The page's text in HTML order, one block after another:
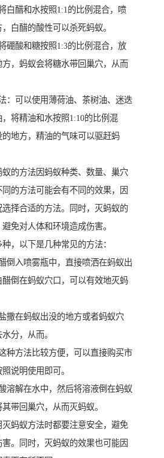
白醋和水按照1:1的比例混合，喷
白醋的酸性可以杀死蚂蚁。
硼酸和糖按照1:3的比例混合，放
，蚂蚁会将糖水带回巢穴，从而
：可以使用薄荷油、茶树油、迷迭
将精油和水按照1:10的比例混
地方，精油的气味可以驱赶蚂
的方法因蚂蚁种类、数量、巢穴
的方法可能会有不同的效果，因
择合适的方法。同时，灭蚂蚁的
免对人体和环境造成伤害。
，以下是几种常见的方法：
倒入喷雾瓶中，直接喷洒在蚂蚁出
倒在蚂蚁穴口，可以有效地灭蚂
撒在蚂蚁出没的地方或者蚂蚁穴
分，从而。
种方法比较方便，可以直接购买市
说明使用即可。
溶解在水中，然后将溶液倒在蚂蚁
带回巢穴，从而灭蚂蚁。
蚂蚁方法时都要注意安全，避免
。同时，灭蚂蚁的效果也可能因